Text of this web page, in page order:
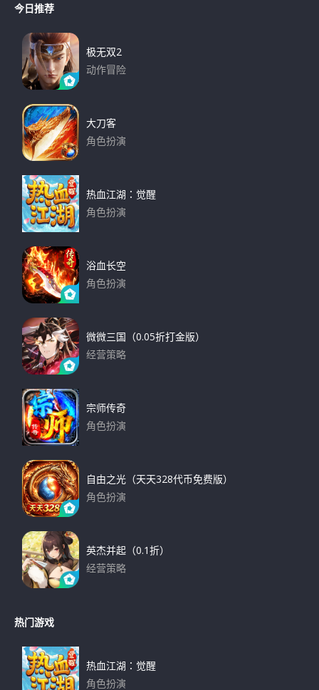
r
今日推荐
极无双2
动作冒险
大刀客
角色扮演
热血江湖：觉醒
角色扮演
浴血长空
角色扮演
微微三国（0.05折打金版）
经营策略
宗师传奇
角色扮演
自由之光（天天328代币免费版）
角色扮演
英杰并起（0.1折）
经营策略
热门游戏
热血江湖：觉醒
角色扮演